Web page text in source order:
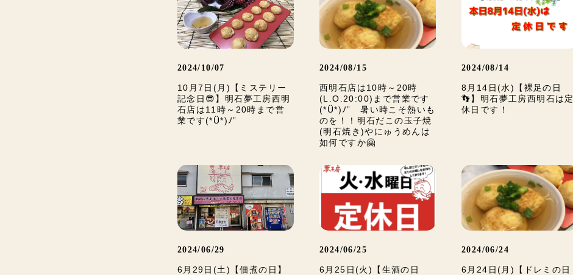
2024/10/07
10月7日(月)【ミステリー
記念日😎】明石夢工房西明
石店は11時～20時まで営
業です(*Ü*)ﾉ”
2024/08/15
西明石店は10時～20時
(L.O.20:00)まで営業です
(*Ü*)ﾉ” 暑い時こそ熱いも
のを！！明石だこの玉子焼
(明石焼き)やにゅうめんは
如何ですか🤗
2024/08/14
8月14日(水)【裸足の日
👣】明石夢工房西明石は定
休日です！
2024/06/29
6月29日(土)【佃煮の日】
2024/06/25
6月25日(火)【生酒の日
2024/06/24
6月24日(月)【ドレミの日